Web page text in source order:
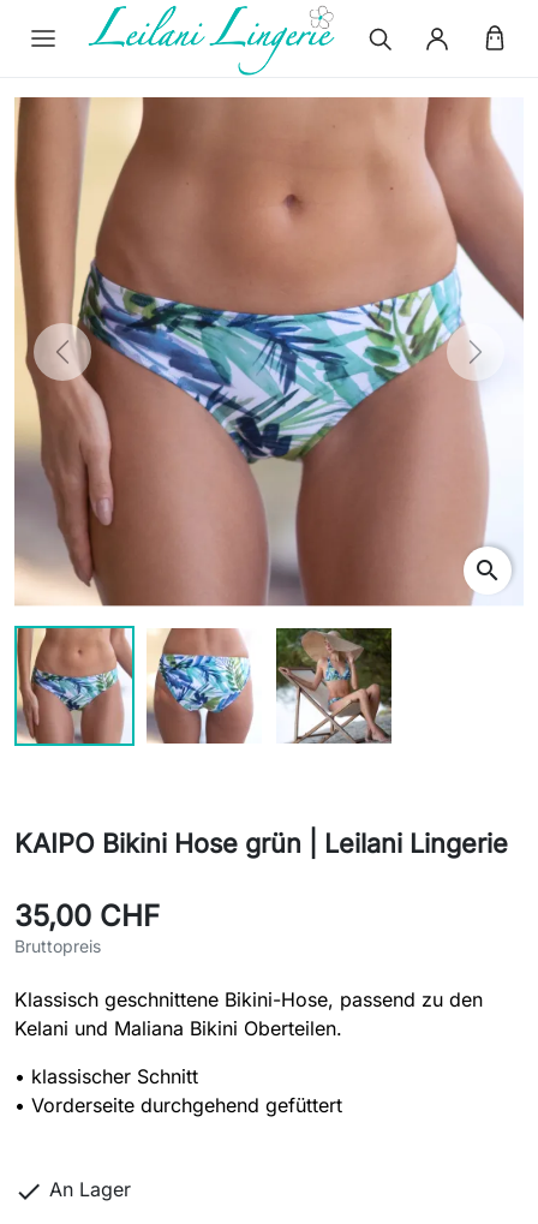
Previous Next
search
KAIPO Bikini Hose grün | Leilani Lingerie
35,00 CHF
Bruttopreis
Klassisch geschnittene Bikini-Hose, passend zu den
Kelani und Maliana Bikini Oberteilen.
• klassischer Schnitt
• Vorderseite durchgehend gefüttert
 An Lager